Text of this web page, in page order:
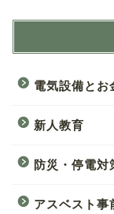
電気設備とお
新人教育
防災・停電対
アスベスト事